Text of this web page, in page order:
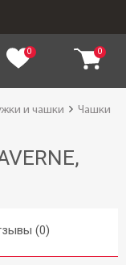
0 0
и чашки
Чашки
(0)